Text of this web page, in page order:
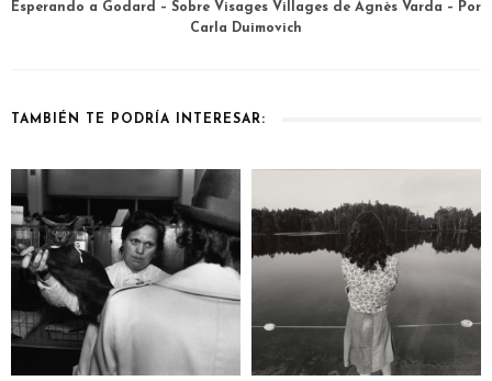
Esperando a Godard – Sobre Visages Villages de Agnès Varda – Por
Carla Duimovich
TAMBIÉN TE PODRÍA INTERESAR: